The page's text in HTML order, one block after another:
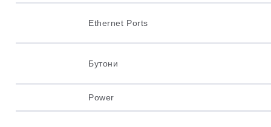
Ethernet Ports
Бутони
Power